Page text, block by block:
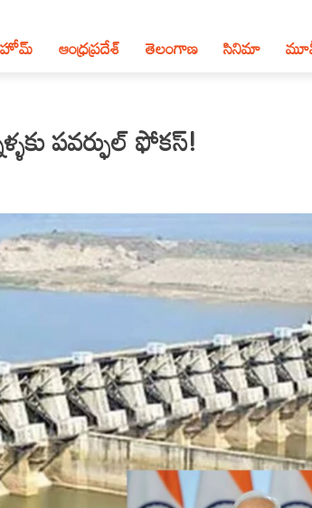
హోమ్ ఆంధ్ర‌ప్ర‌దేశ్‌ తెలంగాణ‌ సినిమా
పవర్ఫుల్ ఫోకస్!